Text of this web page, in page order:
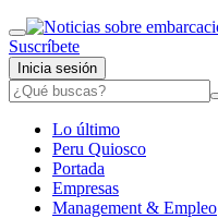
Suscríbete
Inicia sesión
Lo último
Peru Quiosco
Portada
Empresas
Management & Empleo